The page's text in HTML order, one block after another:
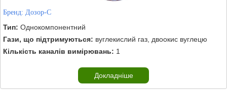
Бренд: Дозор-С
Тип: Однокомпонентний
Гази, що підтримуються: вуглекислий газ, двоокис вуглецю
Кількість каналів вимірювань: 1
Докладніше